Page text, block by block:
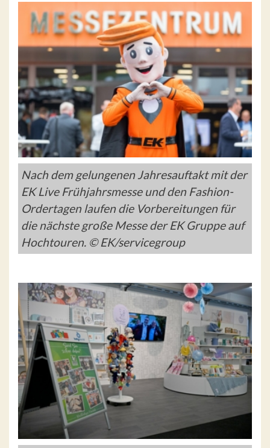
Nach dem gelungenen Jahresauftakt mit der
EK Live Frühjahrsmesse und den Fashion-
Ordertagen laufen die Vorbereitungen für
die nächste große Messe der EK Gruppe auf
Hochtouren. © EK/servicegroup